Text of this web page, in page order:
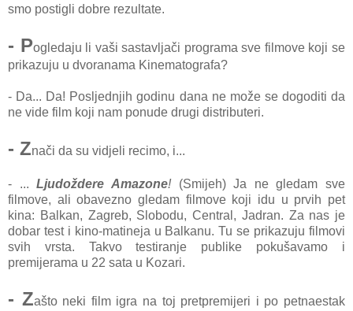
smo postigli dobre rezultate.
- Pogledaju li vaši sastavljači programa sve filmove koji se
prikazuju u dvoranama Kinematografa?
- Da... Da! Posljednjih godinu dana ne može se dogoditi da
ne vide film koji nam ponude drugi distributeri.
- Znači da su vidjeli recimo, i...
- ...Ljudoždere Amazone!(Smijeh) Ja ne gledam sve
filmove, ali obavezno gledam filmove koji idu u prvih pet
kina: Balkan, Zagreb, Slobodu, Central, Jadran. Za nas je
dobar test i kino-matineja u Balkanu. Tu se prikazuju filmovi
svih vrsta. Takvo testiranje publike pokušavamo i
premijerama u 22 sata u Kozari.
- Zašto neki film igra na toj pretpremijeri i po petnaestak